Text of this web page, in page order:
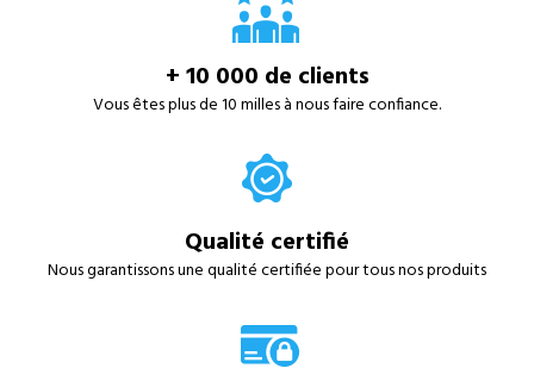
+ 10 000 de clients
Vous êtes plus de 10 milles à nous faire confiance.
Qualité certifié
Nous garantissons une qualité certifiée pour tous nos produits